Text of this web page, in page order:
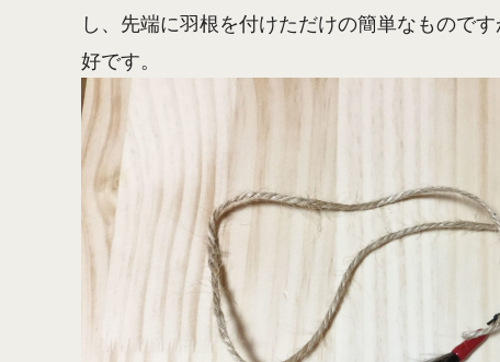
し、先端に羽根を付けただけの簡単なもので
好です。